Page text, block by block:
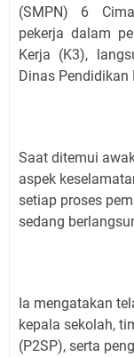
(SMPN) 6
pekerja dalam
Kerja (K3),
Dinas Pendidikan
Saat ditemui
aspek
setiap proses
sedang
Ia mengatakan
kepala sekolah,
(P2SP), serta